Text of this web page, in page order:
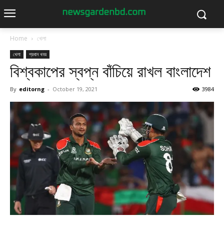
Home খেলা
খেলা প্রধান খবর
বিশ্বকাপের স্বপ্ন বাঁচিয়ে রাখল বাংলাদেশ
By editorng - October 19, 2021 3984